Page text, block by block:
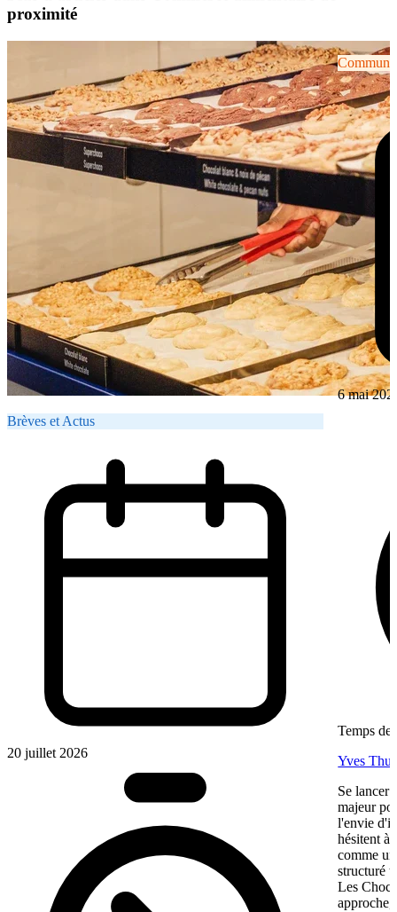
proximité
Brèves et Actus
20 juillet 2026
6 mai
Temps de
Yves
Se lancer
majeur
l'envie
hésitent à
comme
structuré
Les
approche,